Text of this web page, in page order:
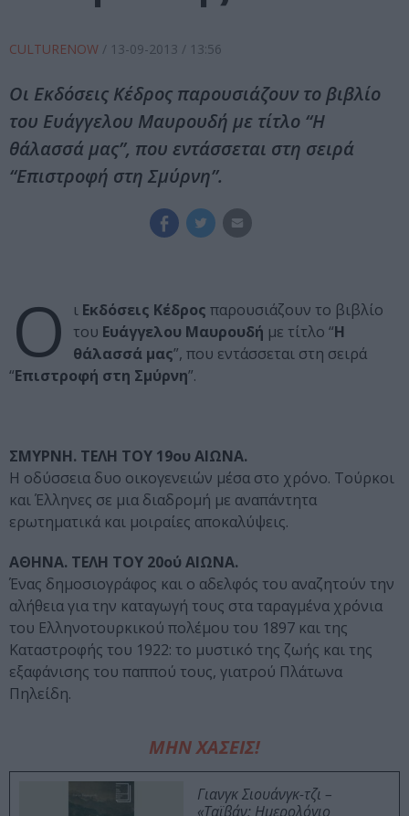
CULTURENOW / 13-09-2013 / 13:56
Οι Εκδόσεις Κέδρος παρουσιάζουν το βιβλίο
του Ευάγγελου Μαυρουδή με τίτλο “Η
θάλασσά μας”, που εντάσσεται στη σειρά
“Επιστροφή στη Σμύρνη”.
Ο ι Εκδόσεις Κέδρος παρουσιάζουν το βιβλίο
του Ευάγγελου Μαυρουδή με τίτλο “Η
θάλασσά μας”, που εντάσσεται στη σειρά
“Επιστροφή στη Σμύρνη”.
ΣΜΥΡΝΗ. ΤΕΛΗ ΤΟΥ 19ου ΑΙΩΝΑ.
Η οδύσσεια δυο οικογενειών μέσα στο χρόνο. Τούρκοι
και Έλληνες σε μια διαδρομή με αναπάντητα
ερωτηματικά και μοιραίες αποκαλύψεις.
ΑΘΗΝΑ. ΤΕΛΗ ΤΟΥ 20ού ΑΙΩΝΑ.
Ένας δημοσιογράφος και ο αδελφός του αναζητούν την
αλήθεια για την καταγωγή τους στα ταραγμένα χρόνια
του Ελληνοτουρκικού πολέμου του 1897 και της
Καταστροφής του 1922: το μυστικό της ζωής και της
εξαφάνισης του παππού τους, γιατρού Πλάτωνα
Πηλείδη.
ΜΗΝ ΧΑΣΕΙΣ!
Γιανγκ Σιουάνγκ-τζι –
«Ταϊβάν: Ημερολόγιο